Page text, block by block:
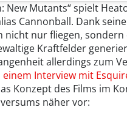
New Mutants“ spielt
Cannonball. Dank
nicht nur fliegen,
Kraftfelder
allerdings zum
einem Interview mit
Konzept des Films im
näher vor: